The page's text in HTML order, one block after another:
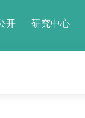
开 研究中心